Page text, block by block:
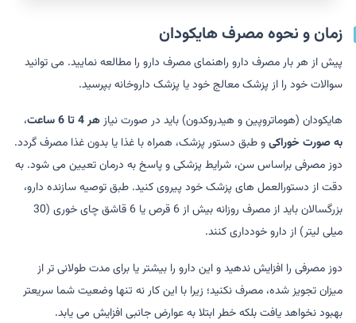
زمان و نحوه مصرف هایکودان
پیش از هر بار مصرف دارو راهنمای مصرف دارو را مطالعه نمایید. می توانید
سوالات خود را از پزشک معالج خود یا پزشک داروخانه بپرسید.
هایکودان (هوماتروپین و هیدروکدون) باید در صورت نیازهر 4 تا 6 ساعت
،
به صورت خوراکیو طبق دستور پزشک، همراه با غذا یا بدون غذا مصرف گردد.
دوز مصرفی براساس سن، شرایط پزشکی و پاسخ به درمان تعیین می شود. به
دقت از دستورالعمل های پزشک خود پیروی کنید. طبق توصیه سازنده دارو،
بزرگسالان باید از مصرف روزانه بیش از 6 قرص یا 6 قاشق چای خوری (30
میلی لیتر) از دارو خودداری کنند.
دوز مصرفی را افزایش ندهید و این دارو را بیشتر یا برای مدت طولانی تر از
میزان تجویز شده، مصرف نکنید؛ زیرا با این کار نه تنها وضعیت شما سریعتر
بهبود نخواهد یافت بلکه خطر ابتلا به عوارض جانبی افزایش می یابد.